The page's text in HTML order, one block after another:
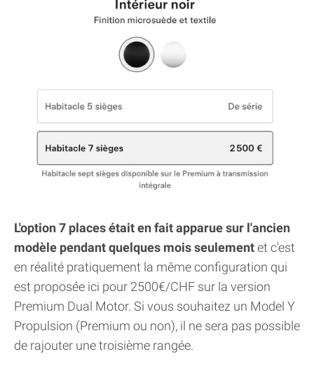
L'option 7 places était en fait apparue sur l'ancien
modèle pendant quelques mois seulementet c'est
en réalité pratiquement la même configuration qui
est proposée ici pour 2500€/CHF sur la version
Premium Dual Motor. Si vous souhaitez un Model Y
Propulsion (Premium ou non), il ne sera pas possible
de rajouter une troisième rangée.